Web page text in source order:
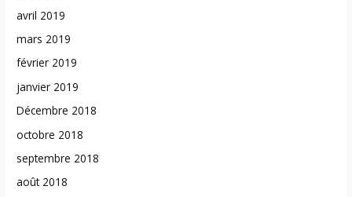
avril 2019
mars 2019
février 2019
janvier 2019
Décembre 2018
octobre 2018
septembre 2018
août 2018